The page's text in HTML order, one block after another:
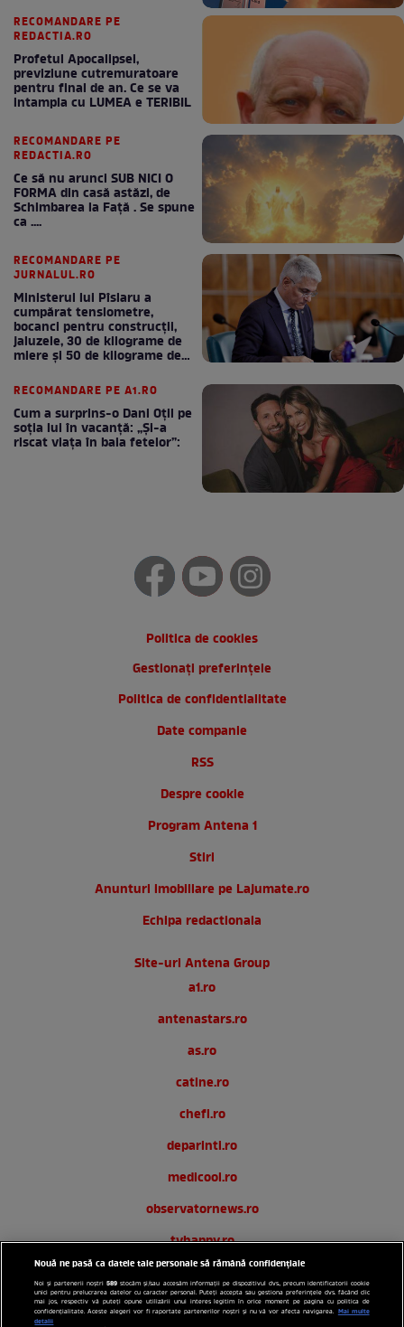
RECOMANDARE PE
REDACTIA.RO
Profetul Apocalipsei,
previziune cutremuratoare
pentru final de an. Ce se va
intampla cu LUMEA e TERIBIL
RECOMANDARE PE
REDACTIA.RO
Ce să nu arunci SUB NICI O
FORMA din casă astăzi, de
Schimbarea la Față . Se spune
ca ....
RECOMANDARE PE
JURNALUL.RO
Ministerul lui Pîslaru a
cumpărat tensiometre,
bocanci pentru construcții,
jaluzele, 30 de kilograme de
miere și 50 de kilograme de
RECOMANDARE PE A1.RO
Cum a surprins-o Dani Oțil pe
soția lui în vacanță: „Și-a
riscat viața în baia fetelor”:
Politica de cookies
Gestionați preferințele
Politica de confidentialitate
Date companie
RSS
Despre cookie
Program Antena 1
Stiri
Anunturi imobiliare pe Lajumate.ro
Echipa redactionala
Site-uri Antena Group
a1.ro
antenastars.ro
as.ro
catine.ro
chefi.ro
deparinti.ro
medicool.ro
observatornews.ro
tvhappy.ro
useit.ro
zutv.ro
Nouă ne pasă ca datele tale personale să rămână confidențiale
Noi și partenerii noștri589 stocăm și/sau accesăm informații pe dispozitivul dvs., precum identificatorii cookie
unici pentru prelucrarea datelor cu caracter personal. Puteți accepta sau gestiona preferințele dvs. făcând clic
mai jos, respectiv vă puteți opune utilizării unui interes legitim în orice moment pe pagina cu politica de
confidențialitate. Aceste alegeri vor fi raportate partenerilor noștri și nu vă vor afecta navigarea. Mai multe
detalii